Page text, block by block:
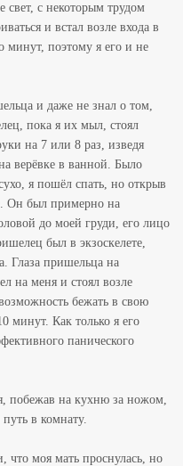
свет, с некоторым трудом
и встал возле входа в
минут, поэтому я его и не
и даже не знал о том,
пока я их мыл, стоял
на 7 или 8 раз, изведя
верёвке в ванной. Было
я пошёл спать, но открыв
Он был примерно на
до моей груди, его лицо
был в экзоскелете,
Глаза пришельца на
на меня и стоял возле
бежать в свою
минут. Как только я его
панического
побежав на кухню за ножом,
в комнату.
моя мать проснулась, но